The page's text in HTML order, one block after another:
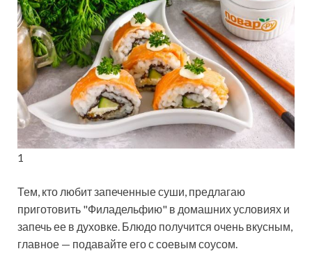
1
Тем, кто любит запеченные суши, предлагаю
приготовить "Филадельфию" в домашних условиях и
запечь ее в духовке. Блюдо получится очень вкусным,
главное — подавайте его с соевым соусом.